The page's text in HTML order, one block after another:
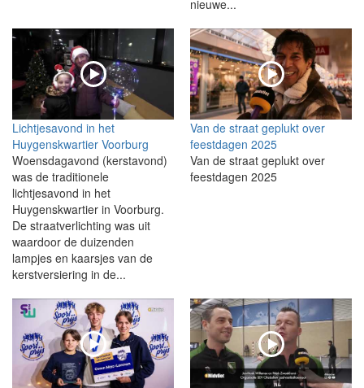
nieuwe...
Lichtjesavond in het
Huygenskwartier Voorburg
Woensdagavond (kerstavond)
was de traditionele
lichtjesavond in het
Huygenskwartier in Voorburg.
De straatverlichting was uit
waardoor de duizenden
lampjes en kaarsjes van de
kerstversiering in de...
Van de straat geplukt over
feestdagen 2025
Van de straat geplukt over
feestdagen 2025